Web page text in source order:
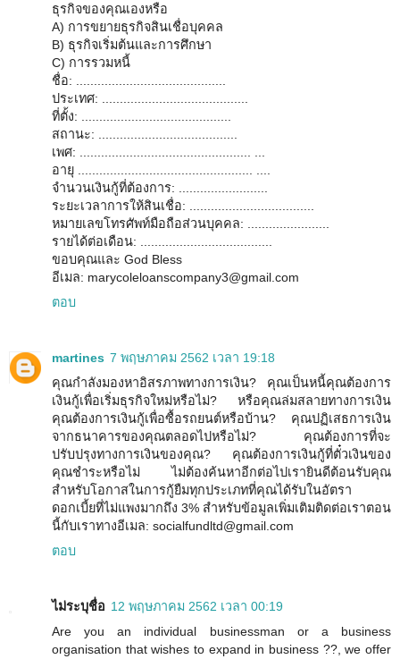
ธุรกิจของคุณเองหรือ
A) การขยายธุรกิจสินเชื่อบุคคล
B) ธุรกิจเริ่มต้นและการศึกษา
C) การรวมหนี้
ชื่อ: ..........................................
ประเทศ: .........................................
ที่ตั้ง: ..........................................
สถานะ: .......................................
เพศ: ................................................ ...
อายุ ................................................. ....
จำนวนเงินกู้ที่ต้องการ: .........................
ระยะเวลาการให้สินเชื่อ: ...................................
หมายเลขโทรศัพท์มือถือส่วนบุคคล: .......................
รายได้ต่อเดือน: .....................................
ขอบคุณและ God Bless
อีเมล: marycoleloanscompany3@gmail.com
ตอบ
martines 7 พฤษภาคม 2562 เวลา 19:18
คุณกำลังมองหาอิสรภาพทางการเงิน? คุณเป็นหนี้คุณต้องการ
เงินกู้เพื่อเริ่มธุรกิจใหม่หรือไม่? หรือคุณล่มสลายทางการเงิน
คุณต้องการเงินกู้เพื่อซื้อรถยนต์หรือบ้าน? คุณปฏิเสธการเงิน
จากธนาคารของคุณตลอดไปหรือไม่? คุณต้องการที่จะ
ปรับปรุงทางการเงินของคุณ? คุณต้องการเงินกู้ที่ตั๋วเงินของ
คุณชำระหรือไม่ ไม่ต้องค้นหาอีกต่อไปเรายินดีต้อนรับคุณ
สำหรับโอกาสในการกู้ยืมทุกประเภทที่คุณได้รับในอัตรา
ดอกเบี้ยที่ไม่แพงมากถึง 3% สำหรับข้อมูลเพิ่มเติมติดต่อเราตอน
นี้กับเราทางอีเมล: socialfundltd@gmail.com
ตอบ
ไม่ระบุชื่อ 12 พฤษภาคม 2562 เวลา 00:19
Are you an individual businessman or a business
organisation that wishes to expand in business ??, we offer